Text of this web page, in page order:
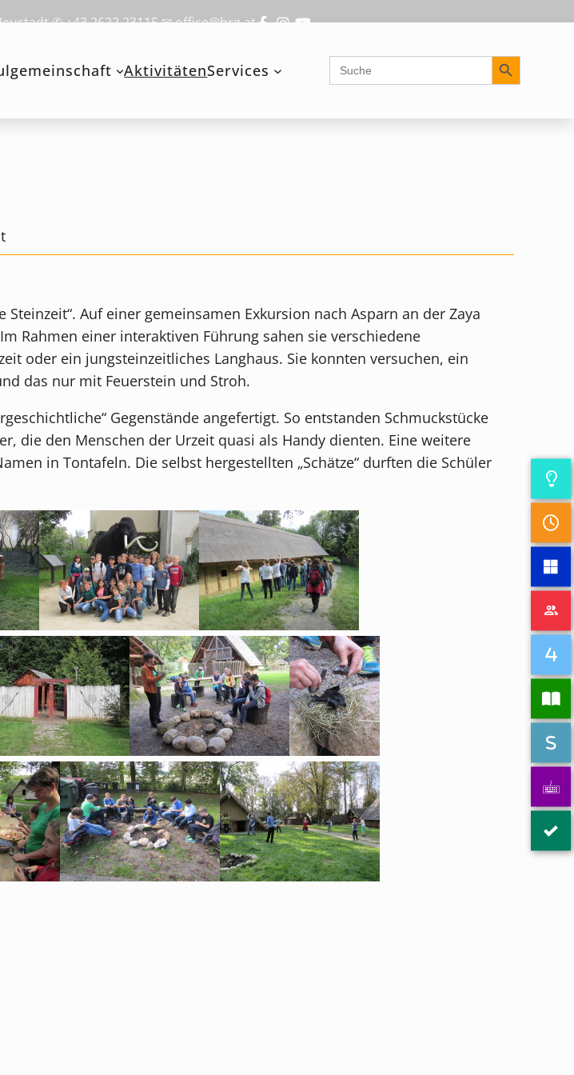
✆ +43 2622 23115 ✉ office@brg.at
AktivitätenServices Search
for:
Search Button
Auf einer gemeinsamen Exkursion nach Asparn an der Zaya
Rahmen einer interaktiven Führung sahen sie verschiedene
oder ein jungsteinzeitliches Langhaus. Sie konnten versuchen, ein
das nur mit Feuerstein und Stroh.
Gegenstände angefertigt. So entstanden Schmuckstücke
die den Menschen der Urzeit quasi als Handy dienten. Eine weitere
in Tontafeln. Die selbst hergestellten „Schätze“ durften die Schüler